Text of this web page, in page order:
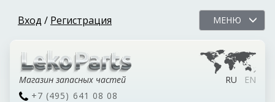
Вход / Регистрация МЕНЮ
Магазин запасных частей RU
EN
+7 (495) 641 08 08